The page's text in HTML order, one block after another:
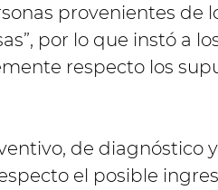
provenientes de
por lo que instó a
respecto los
de diagnóstico y
el posible